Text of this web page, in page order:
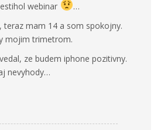
webinar
…
teraz mam 14 a som spokojny.
mojim trimetrom.
ze budem iphone pozitivny.
nevyhody…